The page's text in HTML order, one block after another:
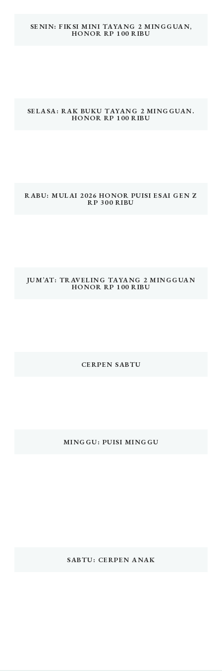
SENIN: FIKSI MINI TAYANG 2 MINGGUAN,
HONOR RP 100 RIBU
SELASA: RAK BUKU TAYANG 2 MINGGUAN.
HONOR RP 100 RIBU
RABU: MULAI 2026 HONOR PUISI ESAI GEN Z
RP 300 RIBU
JUM’AT: TRAVELING TAYANG 2 MINGGUAN
HONOR RP 100 RIBU
CERPEN SABTU
MINGGU: PUISI MINGGU
SABTU: CERPEN ANAK